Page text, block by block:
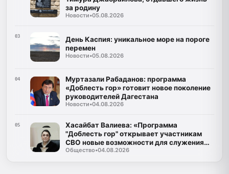
за родину
Новости•05.08.2026
03
День Каспия: уникальное море на пороге
перемен
Новости•05.08.2026
04
Муртазали Рабаданов: программа
«Доблесть гор» готовит новое поколение
руководителей Дагестана
Новости•04.08.2026
05
Хасайбат Валиева: «Программа
"Доблесть гор" открывает участникам
СВО новые возможности для служения
Дагестану»
Общество•04.08.2026